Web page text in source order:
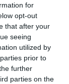
for
opt-out
that after your
seeing
utilized by
prior to
further
parties on the
végül
is óvatosan
A
alkalommal